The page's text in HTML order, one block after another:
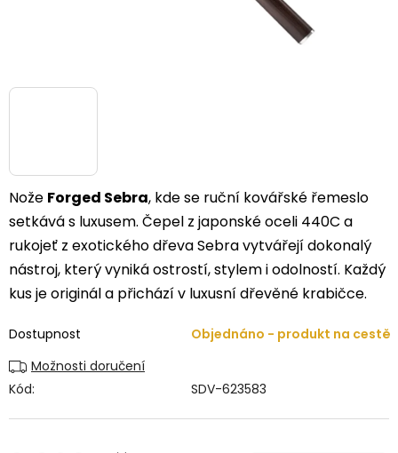
Nože Forged Sebra, kde se ruční kovářské řemeslo
setkává s luxusem. Čepel z japonské oceli 440C a
rukojeť z exotického dřeva Sebra vytvářejí dokonalý
nástroj, který vyniká ostrostí, stylem i odolností. Každý
kus je originál a přichází v luxusní dřevěné krabičce.
Dostupnost
Objednáno - produkt na cestě
Možnosti doručení
Kód:
SDV-623583